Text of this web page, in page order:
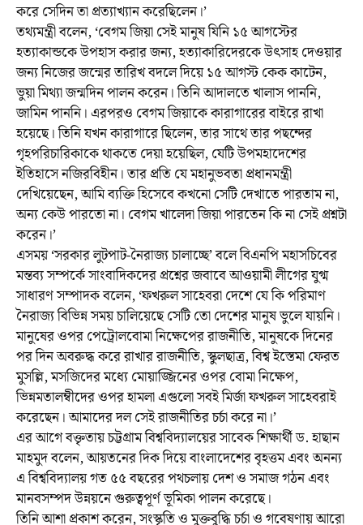
করে সেদিন তা প্রত্যাখ্যান করেছিলেন।’
তথ্যমন্ত্রী বলেন, ‘বেগম জিয়া সেই মানুষ যিনি ১৫ আগস্টের
হত্যাকান্ডকে উপহাস করার জন্য, হত্যাকারিদেরকে উৎসাহ দেওয়ার
জন্য নিজের জন্মের তারিখ বদলে দিয়ে ১৫ আগস্ট কেক কাটেন,
ভুয়া মিথ্যা জন্মদিন পালন করেন। তিনি আদালতে খালাস পাননি,
জামিন পাননি। এরপরও বেগম জিয়াকে কারাগারের বাইরে রাখা
হয়েছে। তিনি যখন কারাগারে ছিলেন, তার সাথে তার পছন্দের
গৃহপরিচারিকাকে থাকতে দেয়া হয়েছিল, যেটি উপমহাদেশের
ইতিহাসে নজিরবিহীন। তার প্রতি যে মহানুভবতা প্রধানমন্ত্রী
দেখিয়েছেন, আমি ব্যক্তি হিসেবে কখনো সেটি দেখাতে পারতাম না,
অন্য কেউ পারতো না। বেগম খালেদা জিয়া পারতেন কি না সেই প্রশ্নটা
করেন।’
এসময় ‘সরকার লুটপাট-নৈরাজ্য চালাচ্ছে’ বলে বিএনপি মহাসচিবের
মন্তব্য সম্পর্কে সাংবাদিকদের প্রশ্নের জবাবে আওয়ামী লীগের যুগ্ম
সাধারণ সম্পাদক বলেন, ‘ফখরুল সাহেবরা দেশে যে কি পরিমাণ
নৈরাজ্য বিভিন্ন সময় চালিয়েছে সেটি তো দেশের মানুষ ভুলে যায়নি।
মানুষের ওপর পেট্রোলবোমা নিক্ষেপের রাজনীতি, মানুষকে দিনের
পর দিন অবরুদ্ধ করে রাখার রাজনীতি, স্কুলছাত্র, বিশ্ব ইস্তেমা ফেরত
মুসল্লি, মসজিদের মধ্যে মোয়াজ্জিনের ওপর বোমা নিক্ষেপ,
ভিন্নমতালম্বীদের ওপর হামলা এগুলো সবই মির্জা ফখরুল সাহেবরাই
করেছেন। আমাদের দল সেই রাজনীতির চর্চা করে না।’
এর আগে বক্তৃতায় চট্টগ্রাম বিশ্ববিদ্যালয়ের সাবেক শিক্ষার্থী ড. হাছান
মাহমুদ বলেন, আয়তনের দিক দিয়ে বাংলাদেশের বৃহত্তম এবং অনন্য
এ বিশ্ববিদ্যালয় গত ৫৫ বছরের পথচলায় দেশ ও সমাজ গঠন এবং
মানবসম্পদ উন্নয়নে গুরুত্বপূর্ণ ভূমিকা পালন করেছে।
তিনি আশা প্রকাশ করেন, সংস্কৃতি ও মুক্তবুদ্ধি চর্চা ও গবেষণায় আরো